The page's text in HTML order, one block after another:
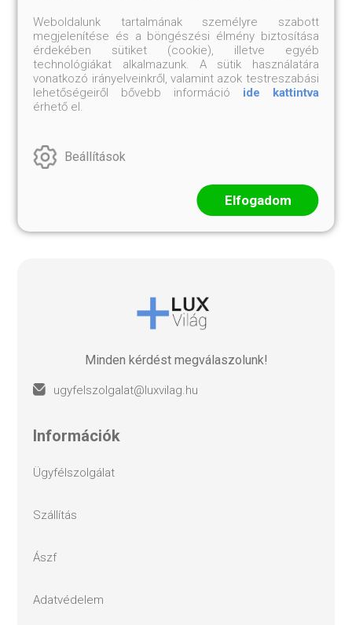
36 999 Ft
Minden kérdést megválaszolunk!
ugyfelszolgalat@luxvilag.hu
információk
ügyfélszolgálat
szállítás
ászf
adatvédelem
Weboldalunk tartalmának személyre szabott
megjelenítése és a böngészési élmény biztosítása
érdekében sütiket (cookie), illetve egyéb
technológiákat alkalmazunk. A sütik használatára
vonatkozó irányelveinkről, valamint azok testreszabási
lehetőségeiről bővebb információ ide kattintva
érhető el.
Beállítások
Elfogadom